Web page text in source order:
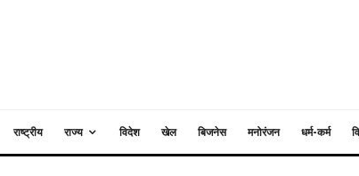
राष्ट्रीय राज्य विदेश खेल बिजनेस मनोरंजन धर्म-कर्म